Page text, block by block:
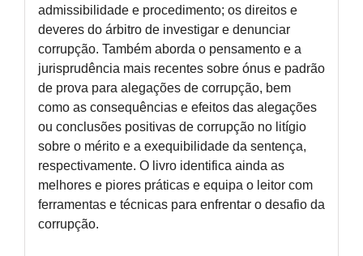
admissibilidade e procedimento; os direitos e
deveres do árbitro de investigar e denunciar
corrupção. Também aborda o pensamento e a
jurisprudência mais recentes sobre ónus e padrão
de prova para alegações de corrupção, bem
como as consequências e efeitos das alegações
ou conclusões positivas de corrupção no litígio
sobre o mérito e a exequibilidade da sentença,
respectivamente. O livro identifica ainda as
melhores e piores práticas e equipa o leitor com
ferramentas e técnicas para enfrentar o desafio da
corrupção.